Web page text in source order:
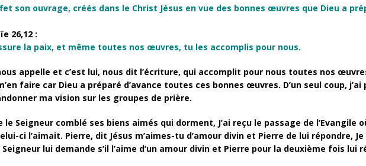
son ouvrage, créés dans le Christ Jésus en vue des bonnes œuvres que Dieu a
26,12 :
la paix, et même toutes nos œuvres, tu les accomplis pour nous.
appelle et c’est lui, nous dit l’écriture, qui accomplit pour nous toutes nos
faire car Dieu a préparé d’avance toutes ces bonnes œuvres. D’un seul coup,
ma vision sur les groupes de prière.
Seigneur comblé ses biens aimés qui dorment, J’ai reçu le passage de l’Evangile
ci l’aimait. Pierre, dit Jésus m’aimes-tu d’amour divin et Pierre de lui répondre, Je
lui demande s’il l’aime d’un amour divin et Pierre pour la deuxième fois lui